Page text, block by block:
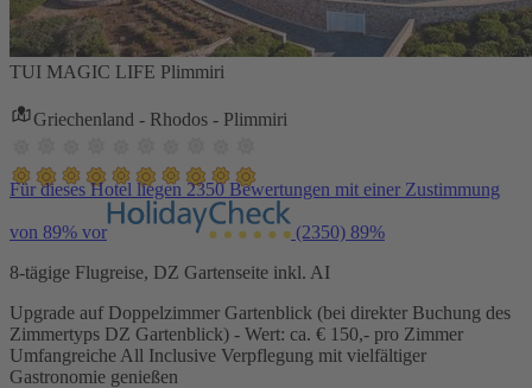
TUI MAGIC LIFE Plimmiri
Griechenland - Rhodos - Plimmiri
Für dieses Hotel liegen 2350 Bewertungen mit einer Zustimmung
von 89% vor (2350) 89%
8-tägige Flugreise, DZ Gartenseite inkl. AI
Upgrade auf Doppelzimmer Gartenblick (bei direkter Buchung des
Zimmertyps DZ Gartenblick) - Wert: ca. € 150,- pro Zimmer
Umfangreiche All Inclusive Verpflegung mit vielfältiger
Gastronomie genießen